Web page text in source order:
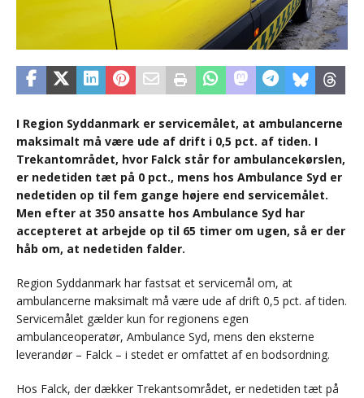
I Region Syddanmark er servicemålet, at ambulancerne
maksimalt må være ude af drift i 0,5 pct. af tiden. I
Trekantområdet, hvor Falck står for ambulancekørslen,
er nedetiden tæt på 0 pct., mens hos Ambulance Syd er
nedetiden op til fem gange højere end servicemålet.
Men efter at 350 ansatte hos Ambulance Syd har
accepteret at arbejde op til 65 timer om ugen, så er der
håb om, at nedetiden falder.
Region Syddanmark har fastsat et servicemål om, at
ambulancerne maksimalt må være ude af drift 0,5 pct. af tiden.
Servicemålet gælder kun for regionens egen
ambulanceoperatør, Ambulance Syd, mens den eksterne
leverandør – Falck – i stedet er omfattet af en bodsordning.
Hos Falck, der dækker Trekantsområdet, er nedetiden tæt på